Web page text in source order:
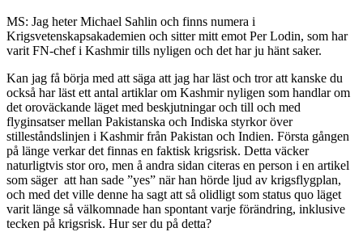
MS: Jag heter Michael Sahlin och finns numera i
Krigsvetenskapsakademien och sitter mitt emot Per Lodin, som har
varit FN-chef i Kashmir tills nyligen och det har ju hänt saker.
Kan jag få börja med att säga att jag har läst och tror att kanske du
också har läst ett antal artiklar om Kashmir nyligen som handlar om
det oroväckande läget med beskjutningar och till och med
flyginsatser mellan Pakistanska och Indiska styrkor över
stilleståndslinjen i Kashmir från Pakistan och Indien. Första gången
på länge verkar det finnas en faktisk krigsrisk. Detta väcker
naturligtvis stor oro, men å andra sidan citeras en person i en artikel
som säger att han sade ”yes” när han hörde ljud av krigsflygplan,
och med det ville denne ha sagt att så olidligt som status quo läget
varit länge så välkomnade han spontant varje förändring, inklusive
tecken på krigsrisk. Hur ser du på detta?